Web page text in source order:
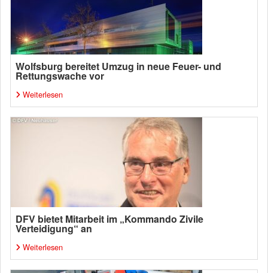
Wolfsburg bereitet Umzug in neue Feuer- und
Rettungswache vor
Weiterlesen
DFV bietet Mitarbeit im „Kommando Zivile
Verteidigung“ an
Weiterlesen